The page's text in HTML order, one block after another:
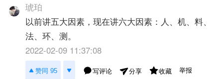
琥珀
以前讲五大因素，现在讲六大因素：人、机、料、
法、环、测。
2022-02-09 11:37:08
赞同 95 写评论 分享 收藏 举报